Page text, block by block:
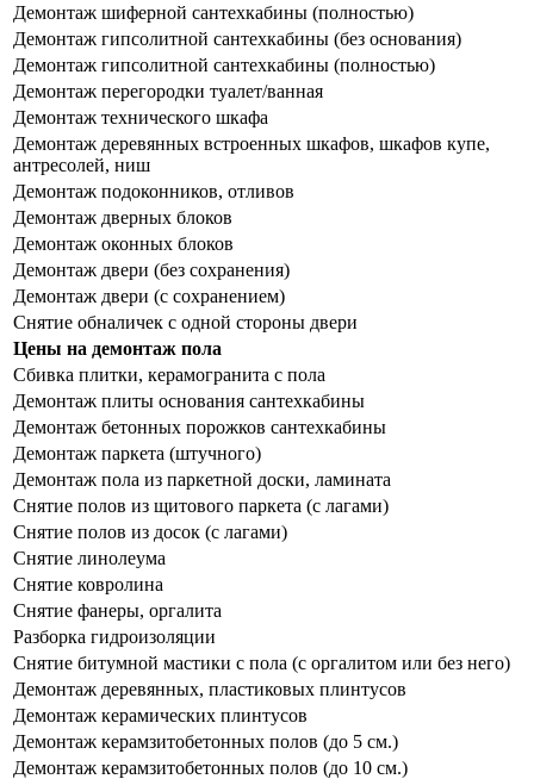
Демонтаж шиферной сантехкабины (полностью)
Демонтаж гипсолитной сантехкабины (без основания)
Демонтаж гипсолитной сантехкабины (полностью)
Демонтаж перегородки туалет/ванная
Демонтаж технического шкафа
Демонтаж деревянных встроенных шкафов, шкафов купе,
антресолей, ниш
Демонтаж подоконников, отливов
Демонтаж дверных блоков
Демонтаж оконных блоков
Демонтаж двери (без сохранения)
Демонтаж двери (с сохранением)
Снятие обналичек с одной стороны двери
Цены на демонтаж пола
Сбивка плитки, керамогранита с пола
Демонтаж плиты основания сантехкабины
Демонтаж бетонных порожков сантехкабины
Демонтаж паркета (штучного)
Демонтаж пола из паркетной доски, ламината
Снятие полов из щитового паркета (с лагами)
Снятие полов из досок (с лагами)
Снятие линолеума
Снятие ковролина
Снятие фанеры, оргалита
Разборка гидроизоляции
Снятие битумной мастики с пола (с оргалитом или без него)
Демонтаж деревянных, пластиковых плинтусов
Демонтаж керамических плинтусов
Демонтаж керамзитобетонных полов (до 5 см.)
Демонтаж керамзитобетонных полов (до 10 см.)